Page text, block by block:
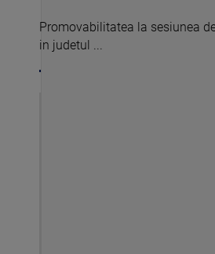
Promovabilitatea la sesiunea
in judetul ...